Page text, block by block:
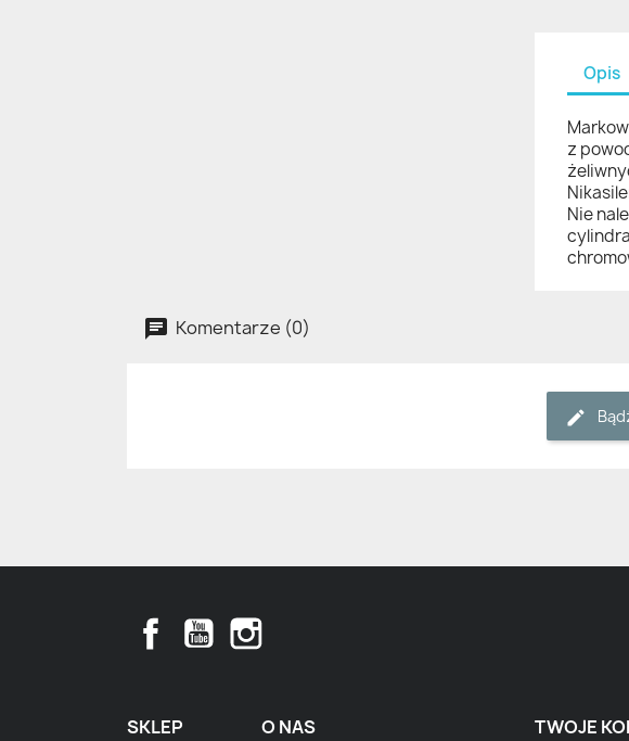
Opis
z
Nie
Komentarze (0)
FacebookYouTube
SKLEP O NAS TWOJE